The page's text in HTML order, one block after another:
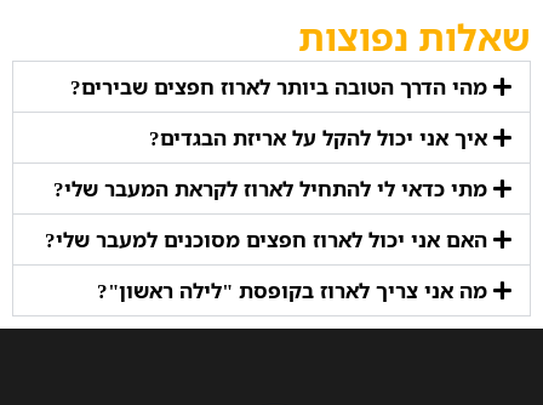
שאלות נפוצות
מהי הדרך הטובה ביותר לארוז חפצים שבירים?
איך אני יכול להקל על אריזת הבגדים?
מתי כדאי לי להתחיל לארוז לקראת המעבר שלי?
האם אני יכול לארוז חפצים מסוכנים למעבר שלי?
מה אני צריך לארוז בקופסת "לילה ראשון"?